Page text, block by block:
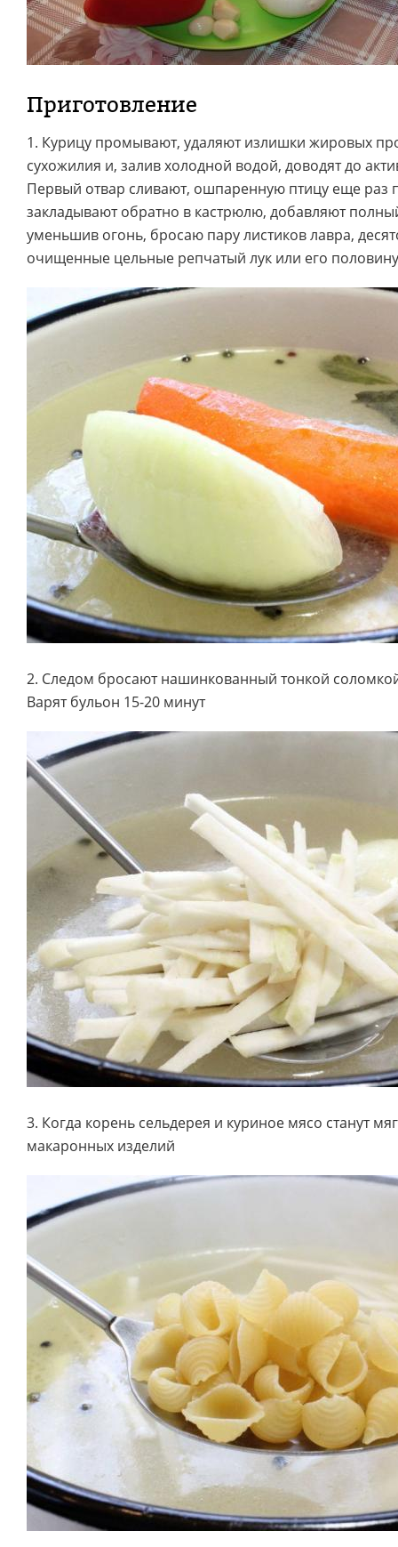
Приготовление
1. Курицу промывают, удаляют излишки жировых
сухожилия и, залив холодной водой, доводят до
Первый отвар сливают, ошпаренную птицу еще раз
закладывают обратно в кастрюлю, добавляют
уменьшив огонь, бросаю пару листиков лавра,
очищенные цельные репчатый лук или его
2. Следом бросают нашинкованный тонкой
Варят бульон 15-20 минут
3. Когда корень сельдерея и куриное мясо станут
макаронных изделий